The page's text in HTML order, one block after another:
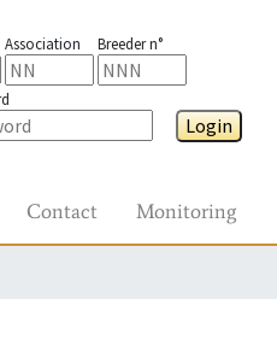
Association Breeder n°
Login
Contact Monitoring